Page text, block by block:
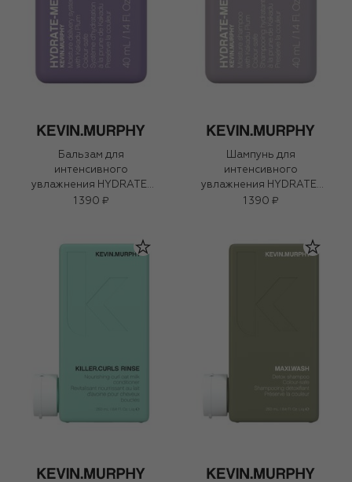
Бальзам для
интенсивного
увлажнения HYDRATE-
ME.RINSE (40ml)
1 390 ₽
Шампунь для
интенсивного
увлажнения HYDRATE-
ME.WASH (40ml)
1 390 ₽